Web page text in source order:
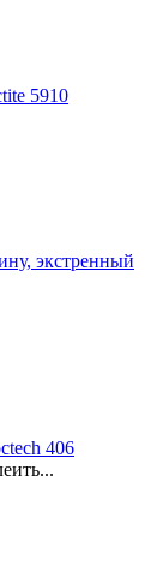
5910
экстренный
406